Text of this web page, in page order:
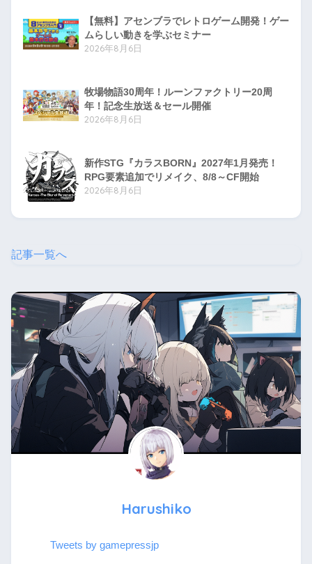
【無料】アセンブラでレトロゲーム開発！ゲー
ムらしい動きを学ぶセミナー
2026年8月6日
牧場物語30周年！ルーンファクトリー20周
年！記念生放送＆セール開催
2026年8月6日
新作STG『カラスBORN』2027年1月発売！
RPG要素追加でリメイク、8/8～CF開始
2026年8月6日
記事一覧へ
Harushiko
Tweets by gamepressjp